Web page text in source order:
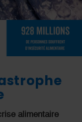
alimentaire